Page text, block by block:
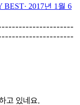
BEST· 2017년 1월 6
고 있네요.